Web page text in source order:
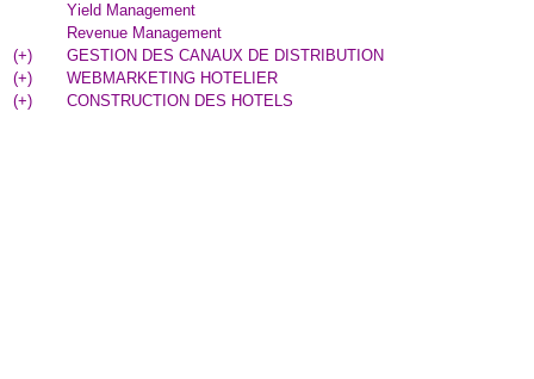
Yield Management
Revenue Management
(+)
GESTION DES CANAUX DE DISTRIBUTION
(+)
WEBMARKETING HOTELIER
(+) CONSTRUCTION DES HOTELS